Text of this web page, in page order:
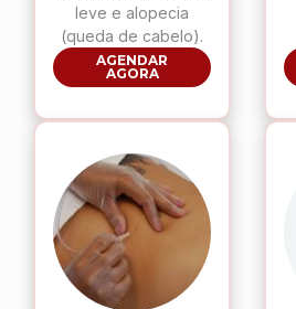
leve e alopecia
(queda de cabelo).
AGENDAR
AGORA